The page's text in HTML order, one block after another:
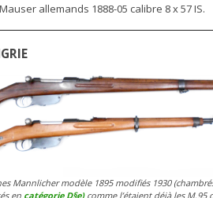
allemands 1888-05 calibre 8 x 57 IS.
Mannlicher modèle 1895 modifiés 1930
en catégorie D§e)comme l’étaient déjà les M.95